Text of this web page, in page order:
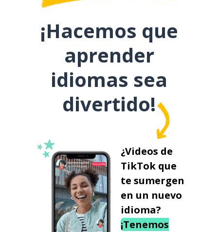
¡Hacemos que
aprender
idiomas sea
divertido!
¿Videos de
TikTok que
te sumergen
en un nuevo
idioma?
¡Tenemos